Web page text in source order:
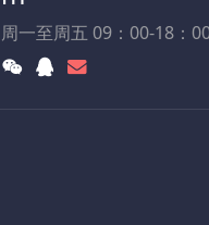
周一至周五 09：00-18：